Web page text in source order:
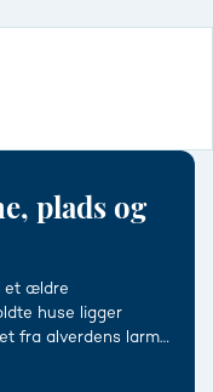
plads og
et ældre
huse ligger
fra alverdens larm
oase. Her har man